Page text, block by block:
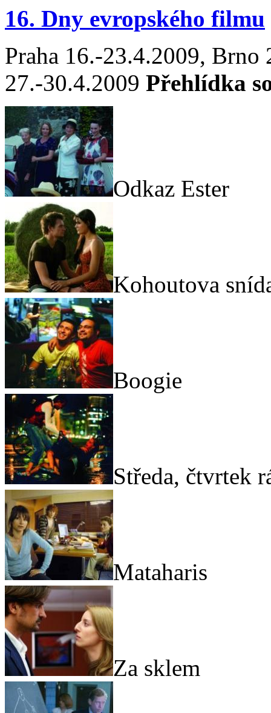
16. Dny evropského filmu
Praha 16.-23.4.2009,
27.-30.4.2009 Přehlídka
Odkaz Ester
Kohoutova
Boogie
Středa, čtvrtek
Mataharis
Za sklem